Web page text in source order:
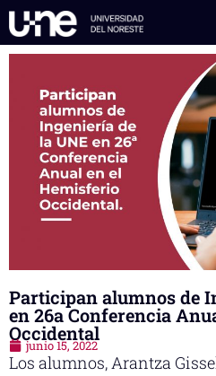
Participan alumnos de
en 26a Conferencia
Occidental
junio 15, 2022
Los alumnos, Arantza